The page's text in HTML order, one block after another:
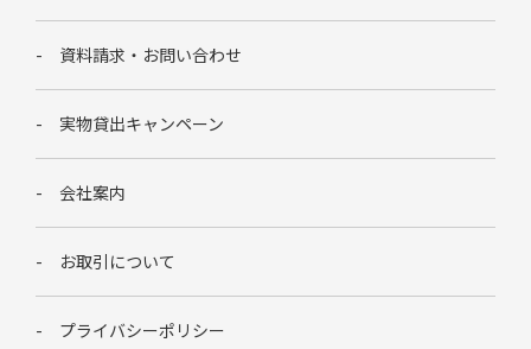
資料請求・お問い合わせ
実物貸出キャンペーン
会社案内
お取引について
プライバシーポリシー